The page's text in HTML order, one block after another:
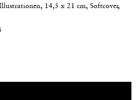
14,5 x 21 cm, Softcover,